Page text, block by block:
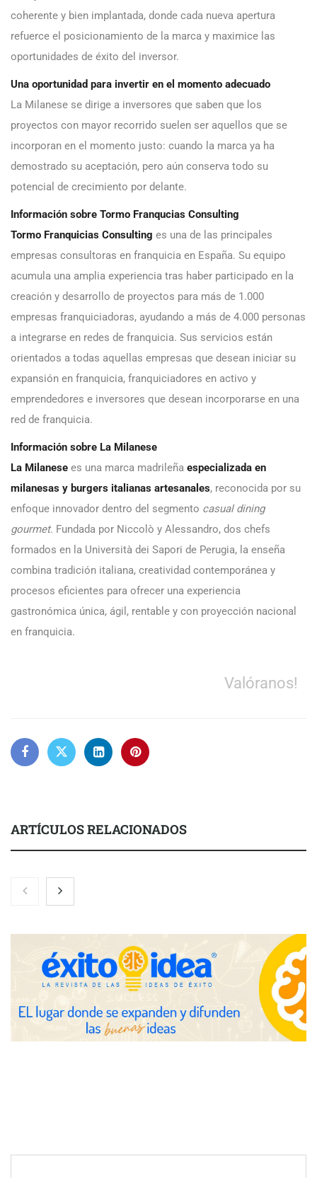
coherente y bien implantada, donde cada nueva apertura
refuerce el posicionamiento de la marca y maximice las
oportunidades de éxito del inversor.
Una oportunidad para invertir en el momento adecuado
La Milanese se dirige a inversores que saben que los
proyectos con mayor recorrido suelen ser aquellos que se
incorporan en el momento justo: cuando la marca ya ha
demostrado su aceptación, pero aún conserva todo su
potencial de crecimiento por delante.
Información sobre Tormo Franqucias Consulting
Tormo Franquicias Consulting es una de las principales
empresas consultoras en franquicia en España. Su equipo
acumula una amplia experiencia tras haber participado en la
creación y desarrollo de proyectos para más de 1.000
empresas franquiciadoras, ayudando a más de 4.000 personas
a integrarse en redes de franquicia. Sus servicios están
orientados a todas aquellas empresas que desean iniciar su
expansión en franquicia, franquiciadores en activo y
emprendedores e inversores que desean incorporarse en una
red de franquicia.
Información sobre La Milanese
​La Milanese es una marca madrileña especializada en
milanesas y burgers italianas artesanales, reconocida por su
enfoque innovador dentro del segmento casual dining
gourmet. Fundada por Niccolò y Alessandro, dos chefs
formados en la Università dei Sapori de Perugia, la enseña
combina tradición italiana, creatividad contemporánea y
procesos eficientes para ofrecer una experiencia
gastronómica única, ágil, rentable y con proyección nacional
en franquicia.
Valóranos!
ARTÍCULOS RELACIONADOS
Brisas del Estrecho abastece a la hostelería de Sevilla
conectando lonjas con establecimientos